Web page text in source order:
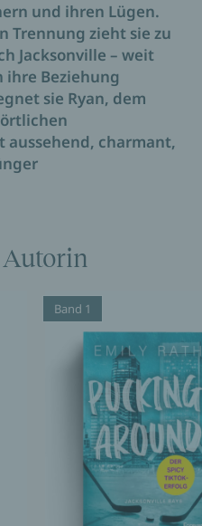
und ihren Lügen.
Trennung zieht sie zu
Jacksonville – weit
ihre Beziehung
sie Ryan, dem
aussehend, charmant,
Band 1